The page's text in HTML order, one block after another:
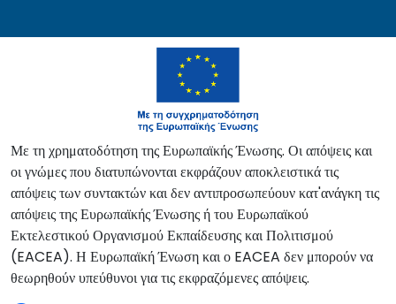
Με τη χρηματοδότηση της Ευρωπαϊκής Ένωσης. Οι απόψεις και
οι γνώμες που διατυπώνονται εκφράζουν αποκλειστικά τις
απόψεις των συντακτών και δεν αντιπροσωπεύουν κατ'ανάγκη τις
απόψεις της Ευρωπαϊκής Ένωσης ή του Ευρωπαϊκού
Εκτελεστικού Οργανισμού Εκπαίδευσης και Πολιτισμού
(EACEA). Η Ευρωπαϊκή Ένωση και ο EACEA δεν μπορούν να
θεωρηθούν υπεύθυνοι για τις εκφραζόμενες απόψεις.